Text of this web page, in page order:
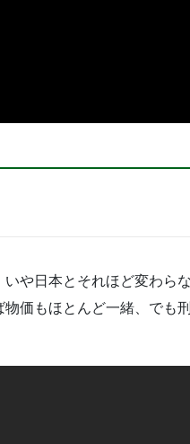
や日本とそれほど変わら
価もほとんど一緒、でも